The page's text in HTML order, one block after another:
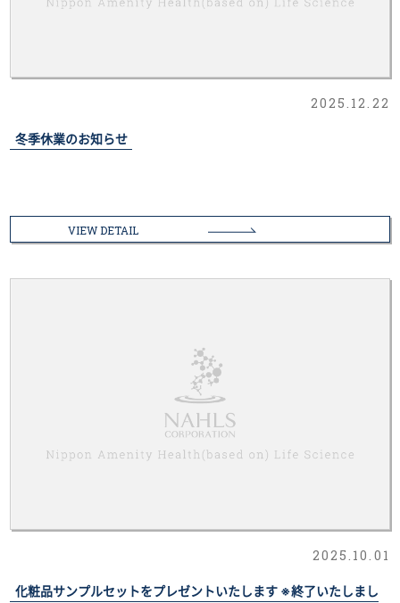
2025.12.22
冬季休業のお知らせ
VIEW DETAIL
2025.10.01
化粧品サンプルセットをプレゼントいたします ※終了いたしまし